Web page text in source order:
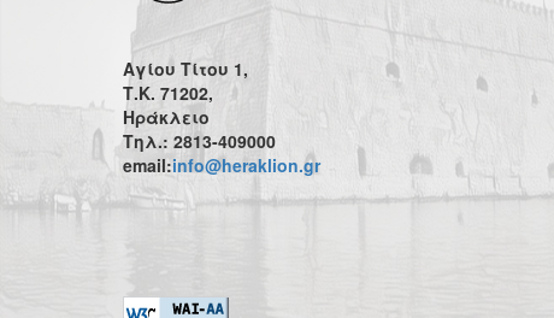
Αγίου Τίτου 1,
Τ.Κ. 71202,
Ηράκλειο
Τηλ.: 2813-409000
email:info@heraklion.gr